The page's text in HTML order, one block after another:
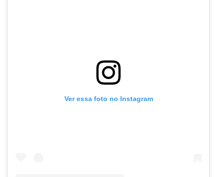
Ver essa foto no Instagram